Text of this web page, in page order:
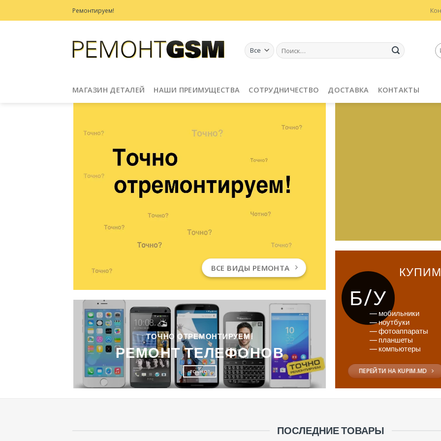
to
Ремонтируем!
Искать:
МАГАЗИН ДЕТАЛЕЙ НАШИ ПРЕИМУЩЕСТВА СОТРУДНИЧЕСТВО ДОСТАВКА КОНТАКТЫ
ВСЕ ВИДЫ РЕМОНТА
Б/У
— мобильники
— ноутбуки
— фотоаппараты
— планшеты
— компьютеры
ПЕРЕЙТИ НА KUPIM.MD
ТОЧНО ОТРЕМОНТИРУЕМ!
РЕМОНТ ТЕЛЕФОНОВ
ТОЧНО?
ПОСЛЕДНИЕ ТОВАРЫ